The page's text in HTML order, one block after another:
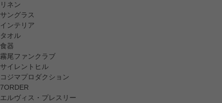
リネン
サングラス
インテリア
タオル
食器
霧尾ファンクラブ
サイレントヒル
コジマプロダクション
7ORDER
エルヴィス・プレスリー